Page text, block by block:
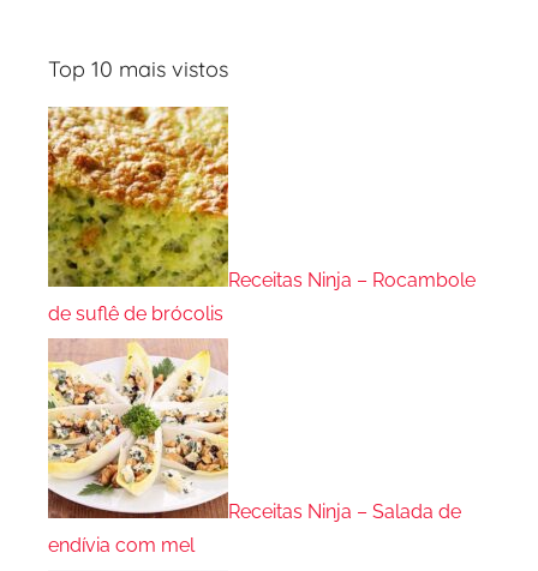
Top 10 mais vistos
Receitas Ninja – Rocambole
de suflê de brócolis
Receitas Ninja – Salada de
endívia com mel